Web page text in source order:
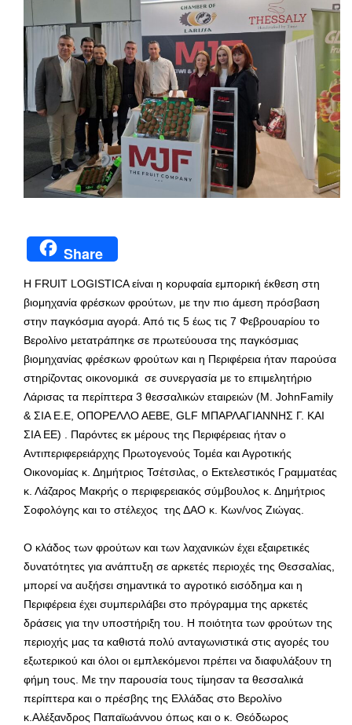
Share
Η FRUIT LOGISTICA είναι η κορυφαία εμπορική έκθεση στη
βιομηχανία φρέσκων φρούτων, με την πιο άμεση πρόσβαση
στην παγκόσμια αγορά. Από τις 5 έως τις 7 Φεβρουαρίου το
Βερολίνο μετατράπηκε σε πρωτεύουσα της παγκόσμιας
βιομηχανίας φρέσκων φρούτων και η Περιφέρεια ήταν παρούσα
στηρίζοντας οικονομικά σε συνεργασία με το επιμελητήριο
Λάρισας τα περίπτερα 3 θεσσαλικών εταιρειών (M. JohnFamily
& ΣΙΑ Ε.Ε, ΟΠΟΡΕΛΛΟ ΑΕΒΕ, GLF ΜΠΑΡΛΑΓΙΑΝΝΗΣ Γ. ΚΑΙ
ΣΙΑ ΕΕ) . Παρόντες εκ μέρους της Περιφέρειας ήταν ο
Αντιπεριφερειάρχης Πρωτογενούς Τομέα και Αγροτικής
Οικονομίας κ. Δημήτριος Τσέτσιλας, ο Εκτελεστικός Γραμματέας
κ. Λάζαρος Μακρής ο περιφερειακός σύμβουλος κ. Δημήτριος
Σοφολόγης και το στέλεχος της ΔΑΟ κ. Κων/νος Ζιώγας.
Ο κλάδος των φρούτων και των λαχανικών έχει εξαιρετικές
δυνατότητες για ανάπτυξη σε αρκετές περιοχές της Θεσσαλίας,
μπορεί να αυξήσει σημαντικά το αγροτικό εισόδημα και η
Περιφέρεια έχει συμπεριλάβει στο πρόγραμμα της αρκετές
δράσεις για την υποστήριξη του. Η ποιότητα των φρούτων της
περιοχής μας τα καθιστά πολύ ανταγωνιστικά στις αγορές του
εξωτερικού και όλοι οι εμπλεκόμενοι πρέπει να διαφυλάξουν τη
φήμη τους. Με την παρουσία τους τίμησαν τα θεσσαλικά
περίπτερα και ο πρέσβης της Ελλάδας στο Βερολίνο
κ.Αλέξανδρος Παπαϊωάννου όπως και ο κ. Θεόδωρος